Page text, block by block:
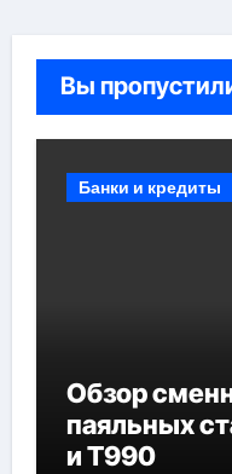
Вы
Банки и кредиты
Обзор
паяльных
и T990